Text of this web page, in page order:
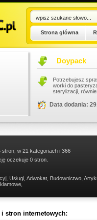
Strona główna
Doypack
Potrzebujesz
worki do
sterylizacji,
Data dodania:
stron, w 21 kategoriach i 366
oczekuje 0 stron.
Usługi Adwokat Budownictwo
stron internetowych: